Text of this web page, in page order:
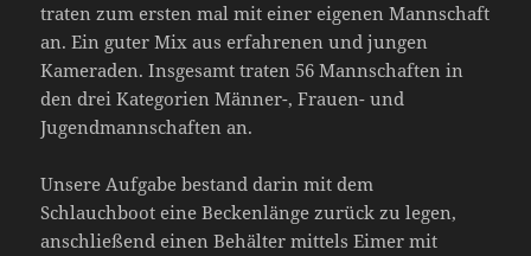
traten zum ersten mal mit einer eigenen Mannschaft
an. Ein guter Mix aus erfahrenen und jungen
Kameraden. Insgesamt traten 56 Mannschaften in
den drei Kategorien Männer-, Frauen- und
Jugendmannschaften an.
Unsere Aufgabe bestand darin mit dem
Schlauchboot eine Beckenlänge zurück zu legen,
anschließend einen Behälter mittels Eimer mit